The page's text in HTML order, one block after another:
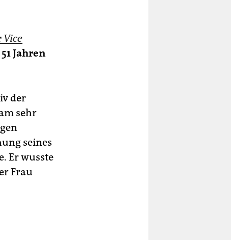
Vice
Jahren
der
sehr
seines
Er wusste
Frau